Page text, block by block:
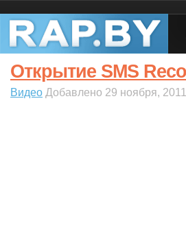
Открытие SMS
Видео Добавлено 29 ноября,